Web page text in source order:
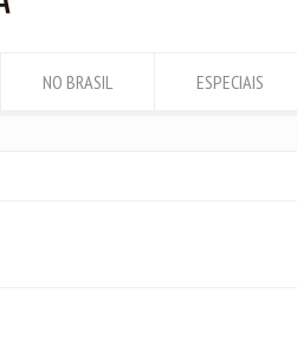
NO BRASIL ESPECIAIS